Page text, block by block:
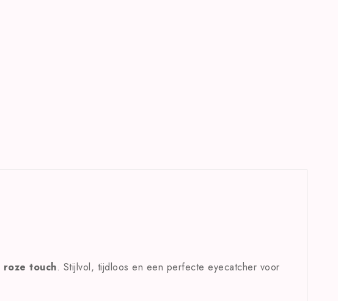
roze touch. Stijlvol, tijdloos en een perfecte eyecatcher voor